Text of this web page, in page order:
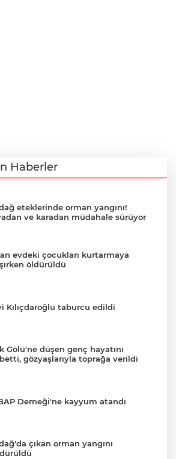
Haberler
eteklerinde orman yangını!
ve karadan müdahale sürüyor
evdeki çocukları kurtarmaya
öldürüldü
Kılıçdaroğlu taburcu edildi
Gölü'ne düşen genç hayatını
gözyaşlarıyla toprağa verildi
Derneği'ne kayyum atandı
çıkan orman yangını